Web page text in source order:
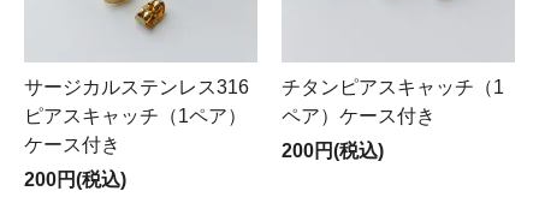
サージカルステンレス316
ピアスキャッチ（1ペア）
ケース付き
200円(税込)
チタンピアスキャッチ（1
ペア）ケース付き
200円(税込)